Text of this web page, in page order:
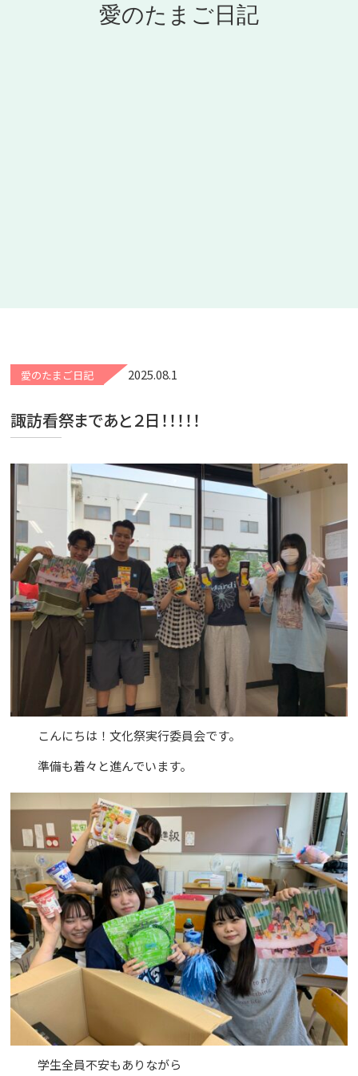
愛のたまご日記
愛のたまご日記 2025.08.1
諏訪看祭まであと２日！！！！！
こんにちは！文化祭実行委員会です。
準備も着々と進んでいます。
学生全員不安もありながら